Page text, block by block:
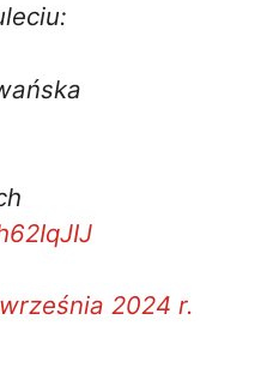
2024 r.